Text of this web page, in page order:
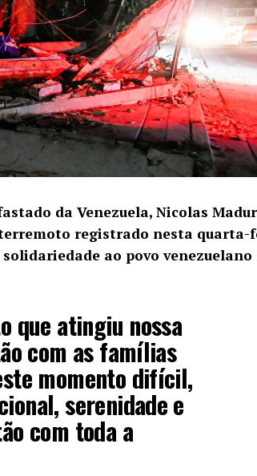
da Venezuela, Nicolas
registrado nesta quarta-
ao povo venezuelano
que atingiu nossa
com as famílias
momento difícil,
serenidade e
com toda a